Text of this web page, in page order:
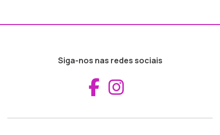
Siga-nos nas redes sociais
Aceder ao